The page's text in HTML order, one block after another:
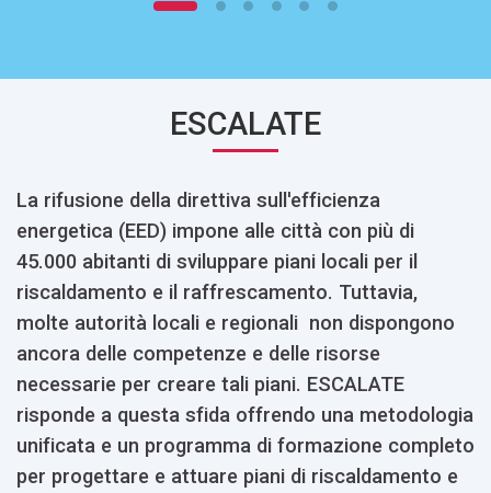
ESCALATE
La rifusione della direttiva sull'efficienza
energetica (EED) impone alle città con più di
45.000 abitanti di sviluppare piani locali per il
riscaldamento e il raffrescamento. Tuttavia,
molte autorità locali e regionali non dispongono
ancora delle competenze e delle risorse
necessarie per creare tali piani. ESCALATE
risponde a questa sfida offrendo una metodologia
unificata e un programma di formazione completo
per progettare e attuare piani di riscaldamento e